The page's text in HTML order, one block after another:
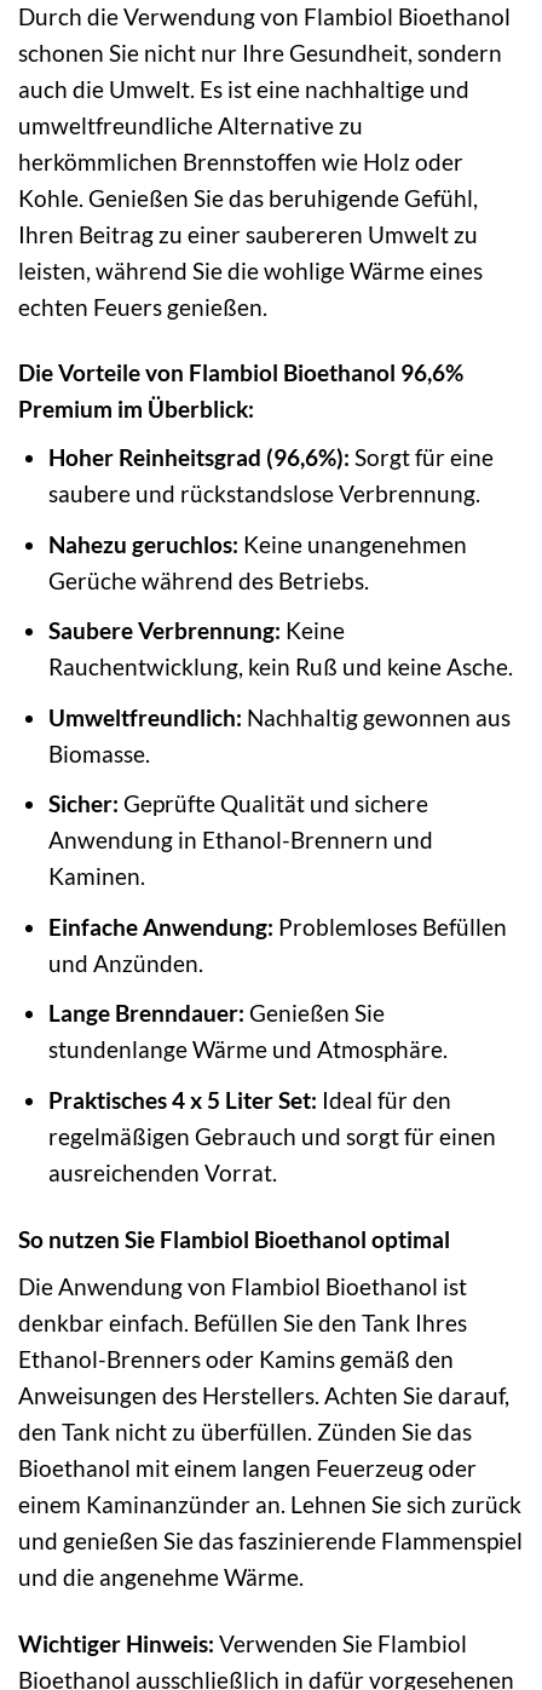
Durch die Verwendung von Flambiol Bioethanol
schonen Sie nicht nur Ihre Gesundheit, sondern
auch die Umwelt. Es ist eine nachhaltige und
umweltfreundliche Alternative zu
herkömmlichen Brennstoffen wie Holz oder
Kohle. Genießen Sie das beruhigende Gefühl,
Ihren Beitrag zu einer saubereren Umwelt zu
leisten, während Sie die wohlige Wärme eines
echten Feuers genießen.
Die Vorteile von Flambiol Bioethanol 96,6%
Premium im Überblick:
Hoher Reinheitsgrad (96,6%): Sorgt für eine
saubere und rückstandslose Verbrennung.
Nahezu geruchlos: Keine unangenehmen
Gerüche während des Betriebs.
Saubere Verbrennung: Keine
Rauchentwicklung, kein Ruß und keine Asche.
Umweltfreundlich: Nachhaltig gewonnen aus
Biomasse.
Sicher: Geprüfte Qualität und sichere
Anwendung in Ethanol-Brennern und
Kaminen.
Einfache Anwendung: Problemloses Befüllen
und Anzünden.
Lange Brenndauer: Genießen Sie
stundenlange Wärme und Atmosphäre.
Praktisches 4 x 5 Liter Set: Ideal für den
regelmäßigen Gebrauch und sorgt für einen
ausreichenden Vorrat.
So nutzen Sie Flambiol Bioethanol optimal
Die Anwendung von Flambiol Bioethanol ist
denkbar einfach. Befüllen Sie den Tank Ihres
Ethanol-Brenners oder Kamins gemäß den
Anweisungen des Herstellers. Achten Sie darauf,
den Tank nicht zu überfüllen. Zünden Sie das
Bioethanol mit einem langen Feuerzeug oder
einem Kaminanzünder an. Lehnen Sie sich zurück
und genießen Sie das faszinierende Flammenspiel
und die angenehme Wärme.
Wichtiger Hinweis: Verwenden Sie Flambiol
Bioethanol ausschließlich in dafür vorgesehenen